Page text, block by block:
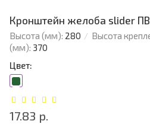
Кронштейн желоба slider
Высота (мм): 280 Высота
(мм): 370
Цвет:
17.83 р.